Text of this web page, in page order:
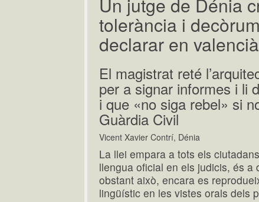
tolerància i
declarar en valencià
El magistrat reté
per a signar informes i li
i que «no siga rebel» si
Guàrdia Civil
Vicent Xavier Contrí, Dénia
La llei empara a tots els
llengua oficial en els judicis, és
obstant això, encara es
lingüístic en les vistes orals dels